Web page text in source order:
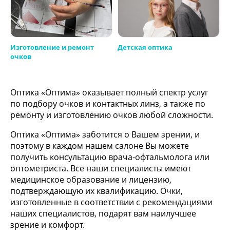
Изготовление и ремонт
очков
Детская оптика
Оптика «Оптима» оказывает полный спектр услуг
по подбору очков и контактных линз, а также по
ремонту и изготовлению очков любой сложности.
Оптика «Оптима» заботится о Вашем зрении, и
поэтому в каждом нашем салоне Вы можете
получить консультацию врача-офтальмолога или
оптометриста. Все наши специалисты имеют
медицинское образование и лицензию,
подтверждающую их квалификацию. Очки,
изготовленные в соответствии с рекомендациями
наших специалистов, подарят вам наилучшее
зрение и комфорт.